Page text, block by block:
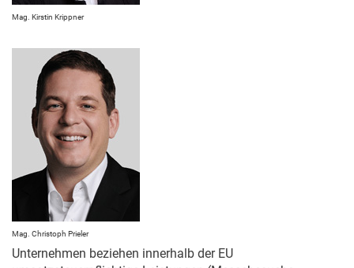
Mag. Kirstin Krippner
Mag. Christoph Prieler
Unternehmen beziehen innerhalb der EU